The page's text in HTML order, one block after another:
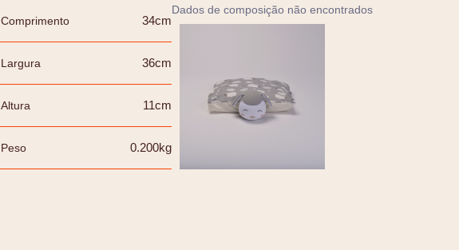
Comprimento 34cm
Largura 36cm
Altura 11cm
Peso 0.200kg
Dados de composição não encontrados